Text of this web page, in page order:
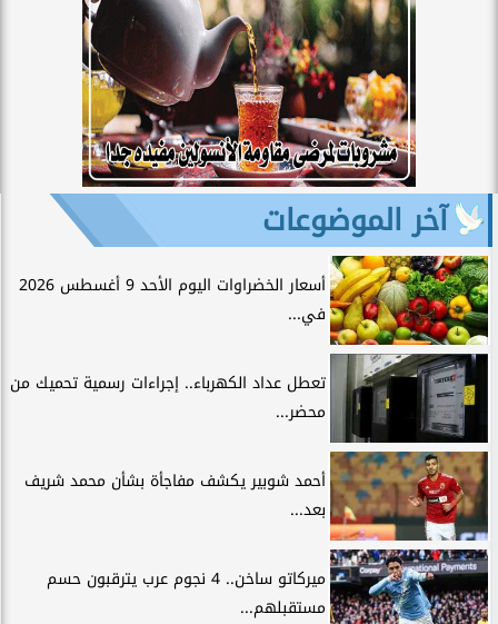
آخر الموضوعات
أسعار الخضراوات اليوم الأحد 9 أغسطس 2026
في...
تعطل عداد الكهرباء.. إجراءات رسمية تحميك من
محضر...
أحمد شوبير يكشف مفاجأة بشأن محمد شريف
بعد...
ميركاتو ساخن.. 4 نجوم عرب يترقبون حسم
مستقبلهم...